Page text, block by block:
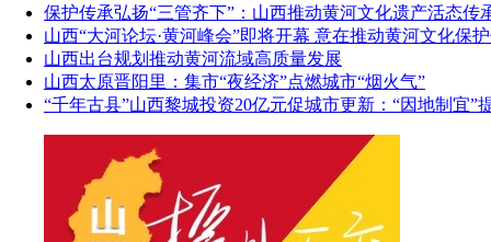
保护传承弘扬“三管齐下”：山西推动黄河文化遗产活态传
山西“大河论坛·黄河峰会”即将开幕 意在推动黄河文化保
山西出台规划推动黄河流域高质量发展
山西太原晋阳里：集市“夜经济”点燃城市“烟火气”
“千年古县”山西黎城投资20亿元促城市更新：“因地制宜”